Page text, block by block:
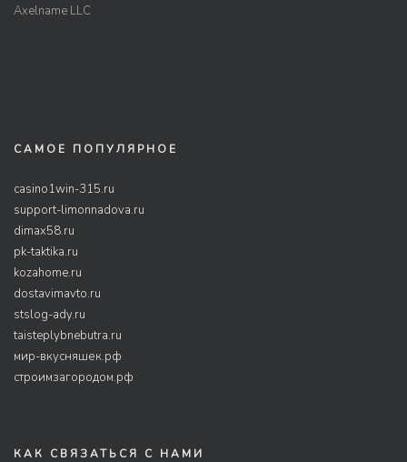
Axelname LLC
САМОЕ ПОПУЛЯРНОЕ
casino1win-315.ru
support-limonnadova.ru
dimax58.ru
pk-taktika.ru
kozahome.ru
dostavimavto.ru
stslog-ady.ru
taisteplybnebutra.ru
мир-вкусняшек.рф
строимзагородом.рф
КАК СВЯЗАТЬСЯ С НАМИ